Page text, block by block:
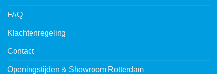
FAQ
Klachtenregeling
Contact
Openingstijden & Showroom Rotterdam